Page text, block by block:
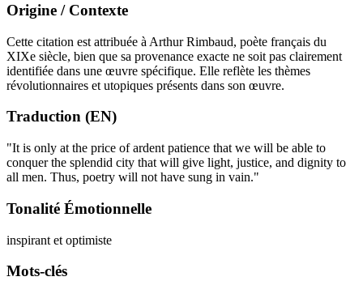
Origine / Contexte
Cette citation est attribuée à Arthur Rimbaud, poète français du
XIXe siècle, bien que sa provenance exacte ne soit pas clairement
identifiée dans une œuvre spécifique. Elle reflète les thèmes
révolutionnaires et utopiques présents dans son œuvre.
Traduction (EN)
"It is only at the price of ardent patience that we will be able to
conquer the splendid city that will give light, justice, and dignity to
all men. Thus, poetry will not have sung in vain."
Tonalité Émotionnelle
inspirant et optimiste
Mots-clés